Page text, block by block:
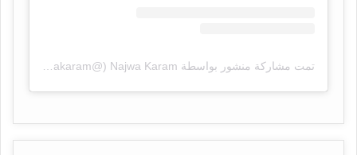
تمت مشاركة منشور بواسطة ‏‎Najwa Karam‎‏ (@‏‎najwakaram‎‏)